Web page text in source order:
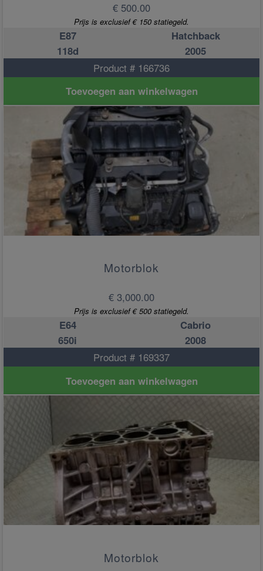
€ 500.00
Prijs is exclusief € 150 statiegeld.
E87
Hatchback
118d
2005
Product # 166736
Toevoegen aan winkelwagen
Motorblok
€ 3,000.00
Prijs is exclusief € 500 statiegeld.
E64
Cabrio
650i
2008
Product # 169337
Toevoegen aan winkelwagen
Motorblok